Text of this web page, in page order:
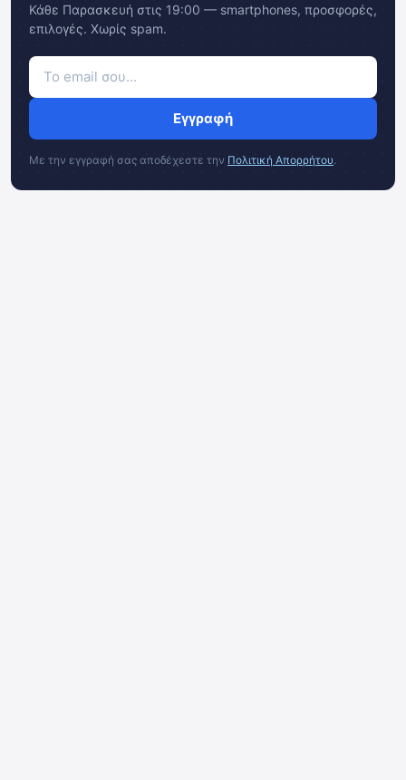
Κάθε Παρασκευή στις 19:00 — smartphones, προσφορές,
επιλογές. Χωρίς spam.
Εγγραφή
Με την εγγραφή σας αποδέχεστε την Πολιτική Απορρήτου.